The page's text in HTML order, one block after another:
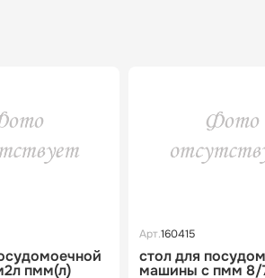
пмм(л)
Арт.160415
стол для
машины с пмм 8/